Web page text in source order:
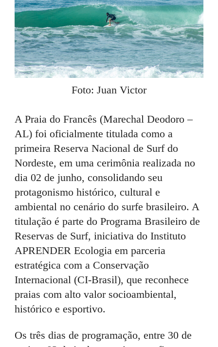
Foto: Juan Victor
A Praia do Francês (Marechal Deodoro –
AL) foi oficialmente titulada como a
primeira Reserva Nacional de Surf do
Nordeste, em uma cerimônia realizada no
dia 02 de junho, consolidando seu
protagonismo histórico, cultural e
ambiental no cenário do surfe brasileiro. A
titulação é parte do Programa Brasileiro de
Reservas de Surf, iniciativa do Instituto
APRENDER Ecologia em parceria
estratégica com a Conservação
Internacional (CI-Brasil), que reconhece
praias com alto valor socioambiental,
histórico e esportivo.
Os três dias de programação, entre 30 de